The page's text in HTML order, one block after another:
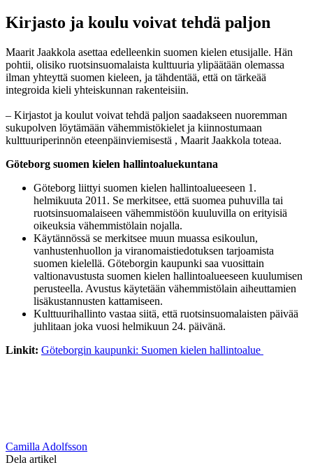
Kirjasto ja koulu voivat tehdä paljon
Maarit Jaakkola asettaa edelleenkin suomen kielen etusijalle. Hän
pohtii, olisiko ruotsinsuomalaista kulttuuria ylipäätään olemassa
ilman yhteyttä suomen kieleen, ja tähdentää, että on tärkeää
integroida kieli yhteiskunnan rakenteisiin.
– Kirjastot ja koulut voivat tehdä paljon saadakseen nuoremman
sukupolven löytämään vähemmistökielet ja kiinnostumaan
kulttuuriperinnön eteenpäinviemisestä , Maarit Jaakkola toteaa.
Göteborg suomen kielen hallintoaluekuntana
Göteborg liittyi suomen kielen hallintoalueeseen 1.
helmikuuta 2011. Se merkitsee, että suomea puhuvilla tai
ruotsinsuomalaiseen vähemmistöön kuuluvilla on erityisiä
oikeuksia vähemmistölain nojalla.
Käytännössä se merkitsee muun muassa esikoulun,
vanhustenhuollon ja viranomaistiedotuksen tarjoamista
suomen kielellä. Göteborgin kaupunki saa vuosittain
valtionavustusta suomen kielen hallintoalueeseen kuulumisen
perusteella. Avustus käytetään vähemmistölain aiheuttamien
lisäkustannusten kattamiseen.
Kulttuurihallinto vastaa siitä, että ruotsinsuomalaisten päivää
juhlitaan joka vuosi helmikuun 24. päivänä.
Linkit: Göteborgin kaupunki: Suomen kielen hallintoalue
Camilla Adolfsson
Dela artikel